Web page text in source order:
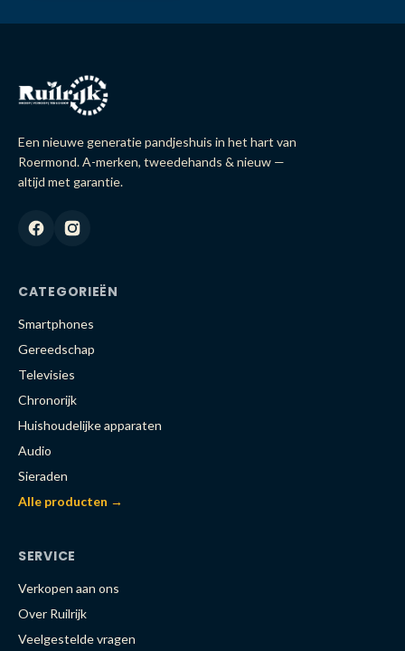
Een nieuwe generatie pandjeshuis in het hart van
Roermond. A-merken, tweedehands & nieuw —
altijd met garantie.
CATEGORIEËN
Smartphones
Gereedschap
Televisies
Chronorijk
Huishoudelijke apparaten
Audio
Sieraden
Alle producten →
SERVICE
Verkopen aan ons
Over Ruilrijk
Veelgestelde vragen